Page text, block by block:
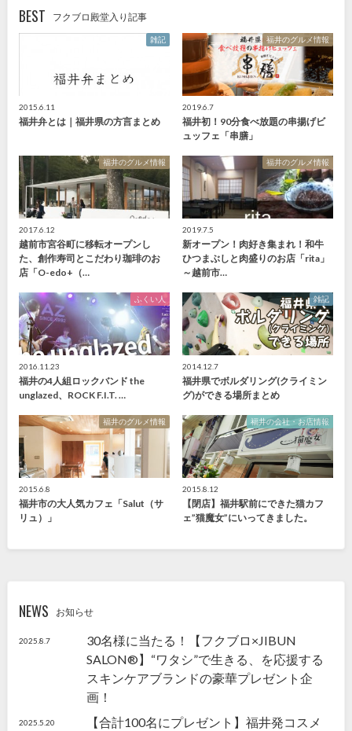
BEST フクブロ殿堂入り記事
雑記
2015.6.11
福井弁とは｜福井県の方言まとめ
福井のグルメ情報
2019.6.7
福井初！90分食べ放題の串揚げビ
ュッフェ「串膳」
福井のグルメ情報
2017.6.12
越前市宮谷町に移転オープンし
た、創作寿司とこだわり珈琲のお
店「O-edo+（…
福井のグルメ情報
2019.7.5
新オープン！肉好き集まれ！和牛
ひつまぶしと肉盛りのお店「rita」
～越前市…
ふくい人
2016.11.23
福井の4人組ロックバンド the
unglazed、ROCK F.I.T. …
雑記
2014.12.7
福井県でボルダリング(クライミン
グ)ができる場所まとめ
福井のグルメ情報
2015.6.8
福井市の大人気カフェ「Salut（サ
リュ）」
福井の会社・お店情報
2015.8.12
【閉店】福井駅前にできた猫カフ
ェ”猫魔女”にいってきました。
NEWS お知らせ
2025.8.7
30名様に当たる！【フクブロ×JIBUN
SALON®】“ワタシ”で生きる、を応援する
スキンケアブランドの豪華プレゼント企
画！
2025.5.20
【合計100名にプレゼント】福井発コスメ